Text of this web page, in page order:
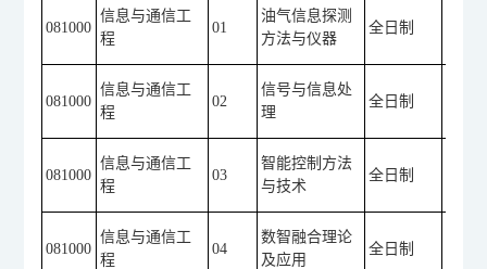
081000
信息与通信工
程
01
油气信息探测
方法与仪器
全日制
081000
信息与通信工
程
02
信号与信息处
理
全日制
081000
信息与通信工
程
03
智能控制方法
与技术
全日制
081000
信息与通信工
程
04
数智融合理论
及应用
全日制